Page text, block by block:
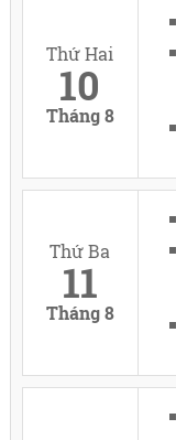
Thứ Hai
10
Tháng 8
Thứ Ba
11
Tháng 8